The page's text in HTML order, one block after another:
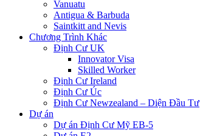
Vanuatu
Antigua & Barbuda
Saintkitt and Nevis
Chương Trình Khác
Định Cư UK
Innovator Visa
Skilled Worker
Định Cư Ireland
Định Cư Úc
Định Cư Newzealand – Diện Đầu Tư
Dự án
Dự án Định Cư Mỹ EB-5